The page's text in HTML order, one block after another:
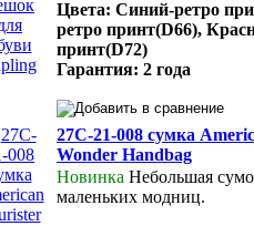
Цвета: Синий-ретро
ретро принт(D66),
принт(D72)
Гарантия: 2 года
27C-21-008 сумка
Wonder Handbag
Новинка Небольшая
маленьких модниц.